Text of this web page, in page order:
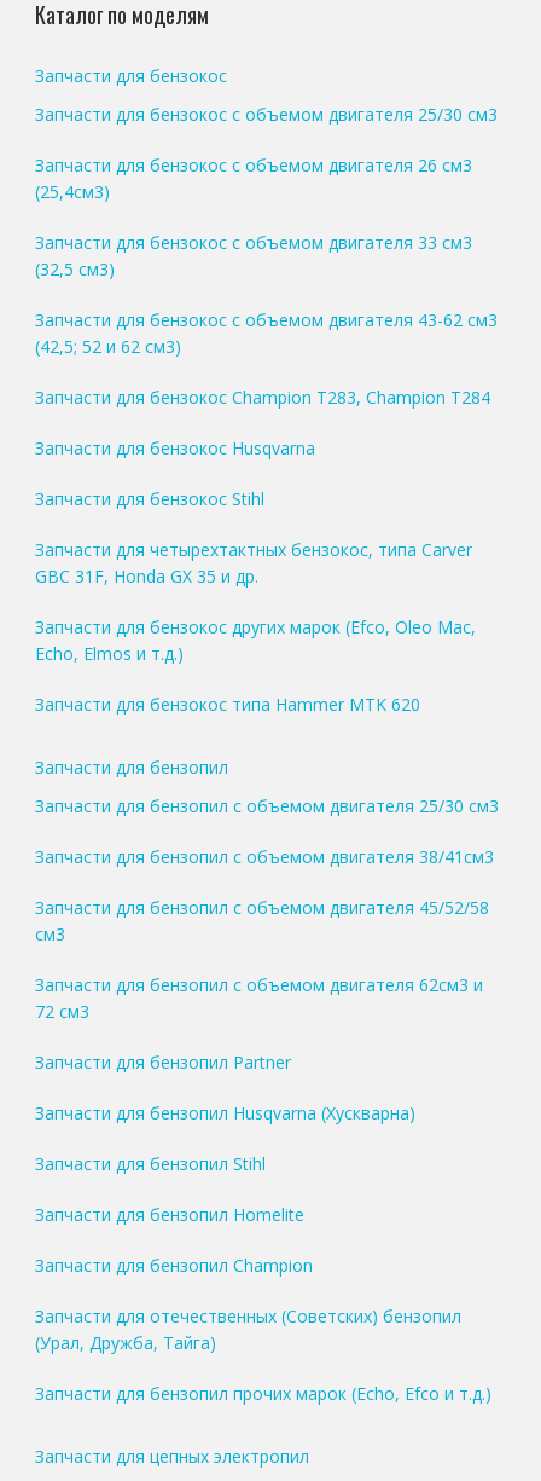
Каталог по моделям
Запчасти для бензокос
Запчасти для бензокос с объемом двигателя 25/30 см3
Запчасти для бензокос с объемом двигателя 26 см3
(25,4см3)
Запчасти для бензокос с объемом двигателя 33 см3
(32,5 см3)
Запчасти для бензокос с объемом двигателя 43-62 см3
(42,5; 52 и 62 см3)
Запчасти для бензокос Champion T283, Champion T284
Запчасти для бензокос Husqvarna
Запчасти для бензокос Stihl
Запчасти для четырехтактных бензокос, типа Carver
GBC 31F, Honda GX 35 и др.
Запчасти для бензокос других марок (Efco, Oleo Mac,
Echo, Elmos и т.д.)
Запчасти для бензокос типа Hammer MTK 620
Запчасти для бензопил
Запчасти для бензопил с объемом двигателя 25/30 см3
Запчасти для бензопил с объемом двигателя 38/41см3
Запчасти для бензопил с объемом двигателя 45/52/58
см3
Запчасти для бензопил с объемом двигателя 62см3 и
72 см3
Запчасти для бензопил Partner
Запчасти для бензопил Husqvarna (Хускварна)
Запчасти для бензопил Stihl
Запчасти для бензопил Homelite
Запчасти для бензопил Champion
Запчасти для отечественных (Советских) бензопил
(Урал, Дружба, Тайга)
Запчасти для бензопил прочих марок (Echo, Efco и т.д.)
Запчасти для цепных электропил